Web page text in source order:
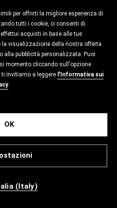
per offrirti la migliore esperienza di
tutti i cookie, ci consenti di
acquisti in base alle tue
la visualizzazione della nostra offerta
alla pubblicità personalizzata. Puoi
momento cliccando sull'opzione
ti invitiamo a leggere l'Informativa sui
.
OK
(Italy)